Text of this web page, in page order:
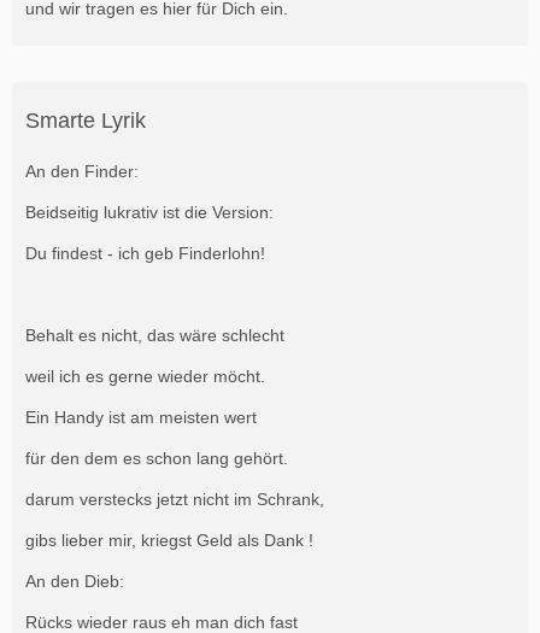
und wir tragen es hier für Dich ein.
Smarte Lyrik
An den Finder:
Beidseitig lukrativ ist die Version:
Du findest - ich geb Finderlohn!
Behalt es nicht, das wäre schlecht
weil ich es gerne wieder möcht.
Ein Handy ist am meisten wert
für den dem es schon lang gehört.
darum verstecks jetzt nicht im Schrank,
gibs lieber mir, kriegst Geld als Dank !
An den Dieb:
Rücks wieder raus eh man dich fast